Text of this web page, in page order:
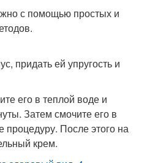
с помощью простых и
придать ей упругость и
его в теплой воде и
Затем смочите его в
процедуру. После этого на
крем.